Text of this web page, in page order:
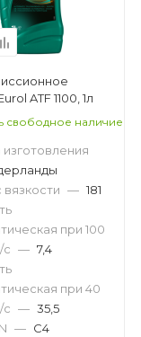
ATF 1100, 1л
свободное наличие
— 181
при 100
с — 7,4
при 40
с — 35,5
— C4